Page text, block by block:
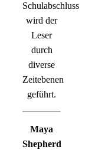
Schulabschluss
wird der
Leser
durch
diverse
Zeitebenen
geführt.
Maya
Shepherd